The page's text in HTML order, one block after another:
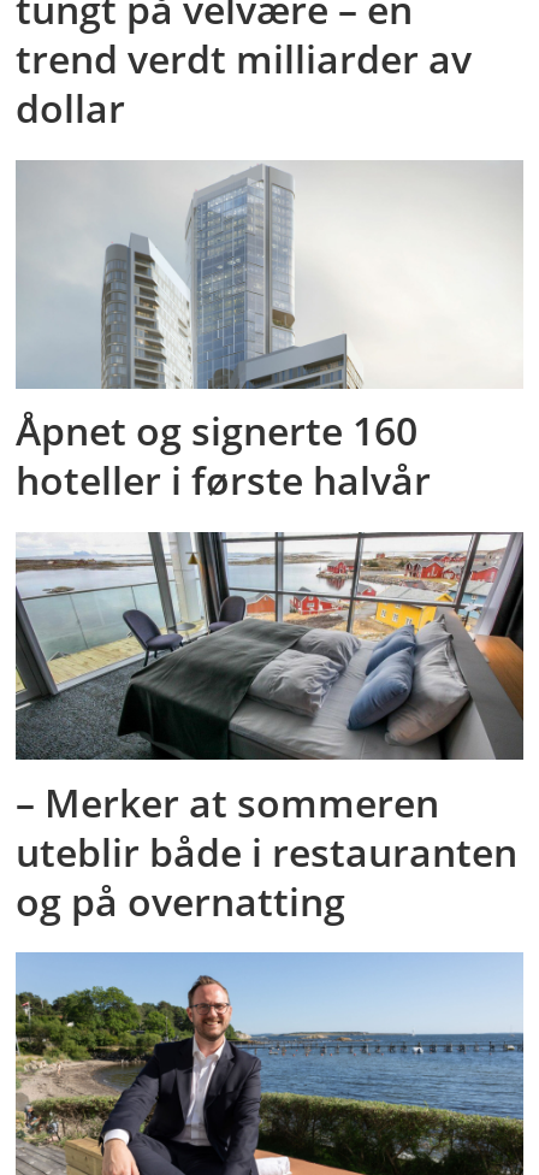
trend verdt milliarder av
dollar
Åpnet og signerte 160
hoteller i første halvår
– Merker at sommeren
uteblir både i restauranten
og på overnatting